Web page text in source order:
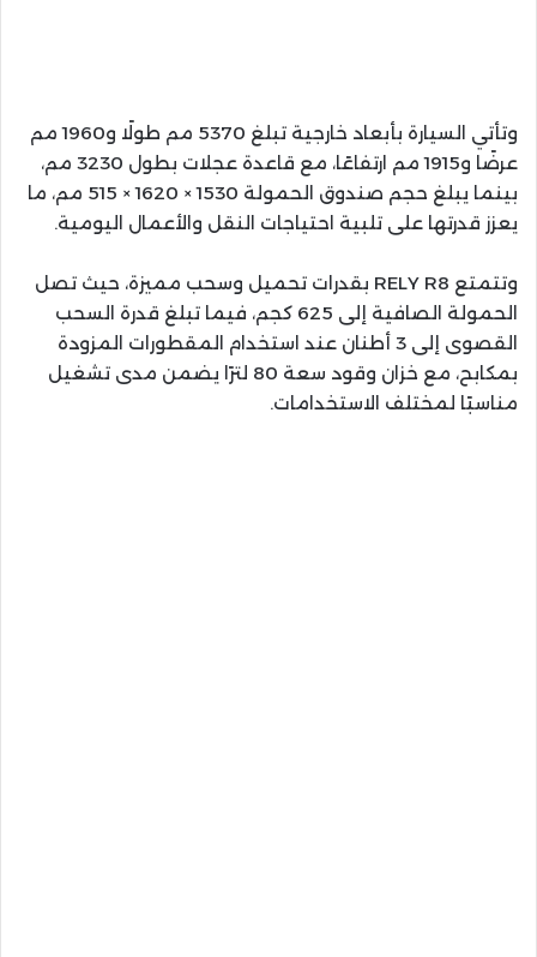
وتأتي السيارة بأبعاد خارجية تبلغ 5370 مم طولًا و1960 مم
عرضًا و1915 مم ارتفاعًا، مع قاعدة عجلات بطول 3230 مم،
بينما يبلغ حجم صندوق الحمولة 1530 × 1620 × 515 مم، ما
يعزز قدرتها على تلبية احتياجات النقل والأعمال اليومية.
وتتمتع RELY R8 بقدرات تحميل وسحب مميزة، حيث تصل
الحمولة الصافية إلى 625 كجم، فيما تبلغ قدرة السحب
القصوى إلى 3 أطنان عند استخدام المقطورات المزودة
بمكابح، مع خزان وقود سعة 80 لترًا يضمن مدى تشغيل
مناسبًا لمختلف الاستخدامات.